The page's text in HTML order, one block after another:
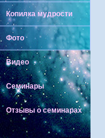
Копилка мудрости
Фото
Видео
Семинары
Отзывы о семинарах